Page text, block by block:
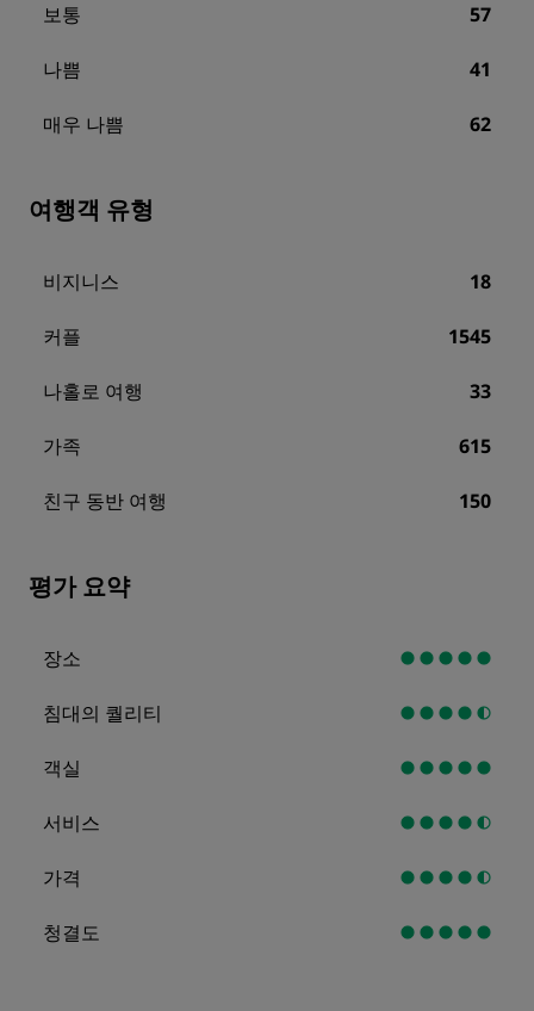
보통 57
나쁨 41
매우 나쁨 62
여행객 유형
비지니스 18
커플 1545
나홀로 여행 33
가족 615
친구 동반 여행 150
평가 요약
장소
침대의 퀄리티
객실
서비스
가격
청결도